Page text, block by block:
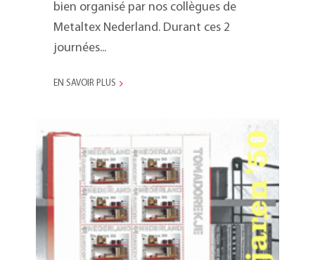
bien organisé par nos collègues de
Metaltex Nederland. Durant ces 2
journées...
EN SAVOIR PLUS
Timbre commémoratif
Tomado